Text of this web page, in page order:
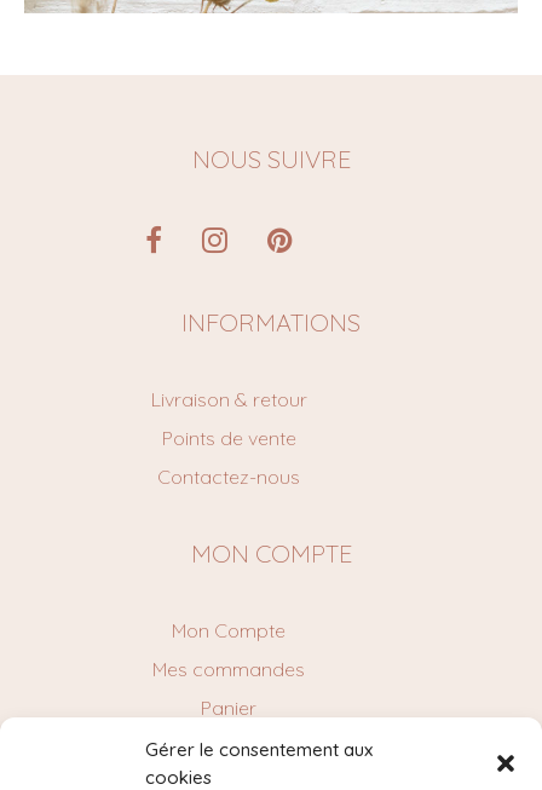
Gérer le consentement aux
cookies
NOUS SUIVRE
INFORMATIONS
Livraison & retour
Points de vente
Contactez-nous
MON COMPTE
Mon Compte
Mes commandes
Panier